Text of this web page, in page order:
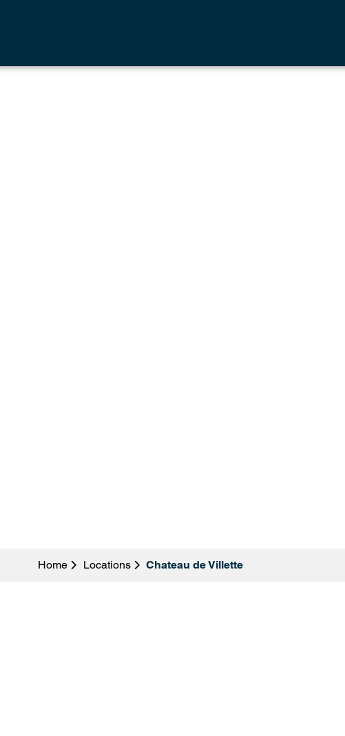
Home Locations Chateau de Villette